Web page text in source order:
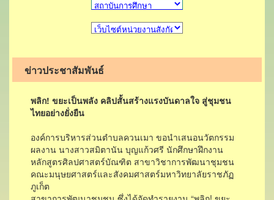
ข่าวประชาสัมพันธ์
พลิก! ขยะเป็นพลัง คลิปสั้นสร้างแรงบันดาลใจ สู่ชุมชน
ไทยอย่างยั่งยืน
องค์การบริหารส่วนตำบลควนเมา ขอนำเสนอนวัตกรรม
ผลงาน นางสาวสมิตานัน บุญแก้วศรี นักศึกษาฝึกงาน
หลักสูตรศิลปศาสตร์บัณฑิต สาขาวิชาการพัฒนาชุมชน
คณะมนุษยศาสตร์และสังคมศาสตร์มหาวิทยาลัยราชภัฏ
ภูเก็ต